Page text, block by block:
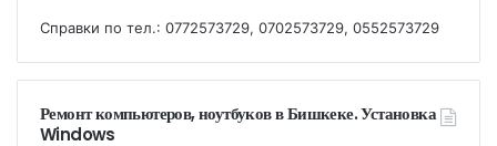
Справки по тел.: 0772573729, 0702573729, 0552573729
Ремонт компьютеров, ноутбуков в Бишкеке. Установка
Windows